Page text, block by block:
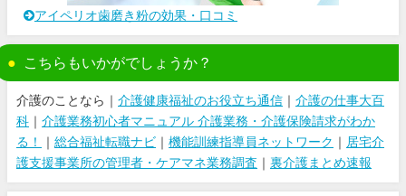
アイペリオ歯磨き粉の効果・口コミ
こちらもいかがでしょうか？
介護のことなら｜ 介護健康福祉のお役立ち通信 ｜ 介護の仕事大百
科 ｜ 介護業務初心者マニュアル 介護業務・介護保険請求がわか
る！
｜ 総合福祉転職ナビ ｜ 機能訓練指導員ネットワーク ｜ 居宅介
護支援事業所の管理者・ケアマネ業務調査 ｜ 裏介護まとめ速報